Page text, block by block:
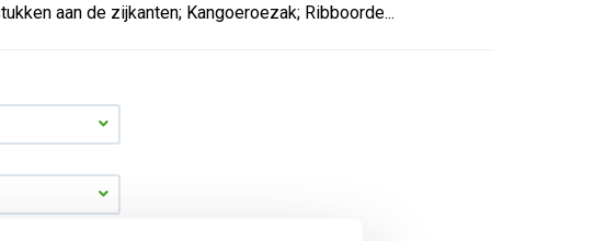
aan de zijkanten; Kangoeroezak; Ribboorde...